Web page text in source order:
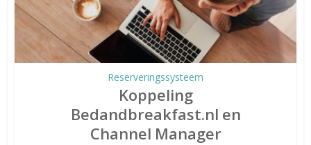
Reserveringssysteem
Koppeling
Bedandbreakfast.nl en
Channel Manager